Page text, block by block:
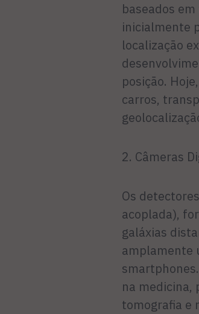
baseados
inicialmente
localização
posição.
carros,
2. Câmeras
Os
acoplada),
galáxias
amplamente
na medicina,
tomografia e